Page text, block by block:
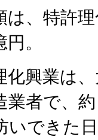
は、特許
。
化興業は
業者で、
いできた